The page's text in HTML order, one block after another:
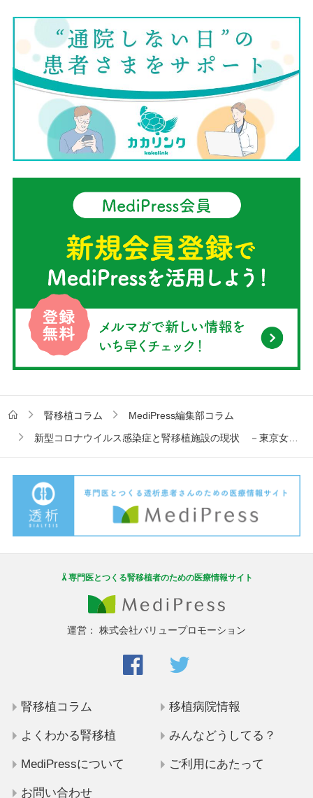
腎移植コラム
MediPress編集部コラム
新型コロナウイルス感染症と腎移植施設の現状 －東京女子医科大学病院－
専門医とつくる腎移植者のための医療情報サイト
運営： 株式会社バリュープロモーション
腎移植コラム 移植病院情報
よくわかる腎移植 みんなどうしてる？
MediPressについて ご利用にあたって
お問い合わせ